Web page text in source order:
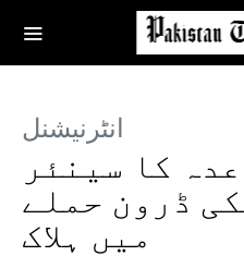
انٹرنیشنل
کا سینئر
ڈرون حملے
میں ہلاک